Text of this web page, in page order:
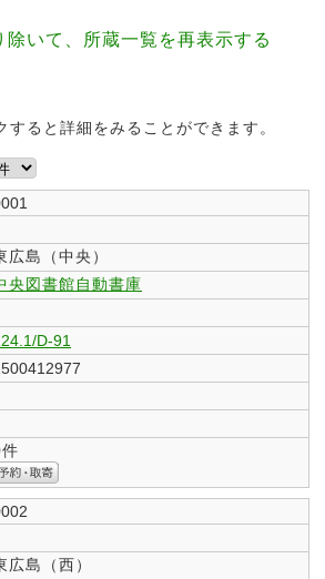
除いて、所蔵一覧を再表示する
すると詳細をみることができます。
広島（中央）
央図書館自動書庫
D-91
広島（西）